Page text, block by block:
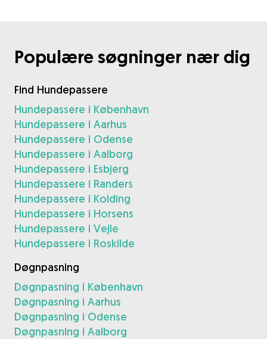
Populære søgninger nær dig
Find Hundepassere
Hundepassere i København
Hundepassere i Aarhus
Hundepassere i Odense
Hundepassere i Aalborg
Hundepassere i Esbjerg
Hundepassere i Randers
Hundepassere i Kolding
Hundepassere i Horsens
Hundepassere i Vejle
Hundepassere i Roskilde
Døgnpasning
Døgnpasning i København
Døgnpasning i Aarhus
Døgnpasning i Odense
Døgnpasning i Aalborg